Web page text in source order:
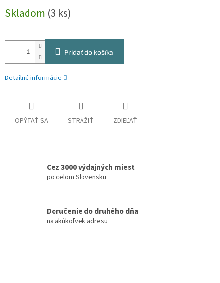
cena:
Skladom (3 ks)
Pridať do košíka
Detailné informácie
OPÝTAŤ SA STRÁŽIŤ ZDIEĽAŤ
Cez 3000 výdajných miest
po celom Slovensku
Doručenie do druhého dňa
na akúkoľvek adresu